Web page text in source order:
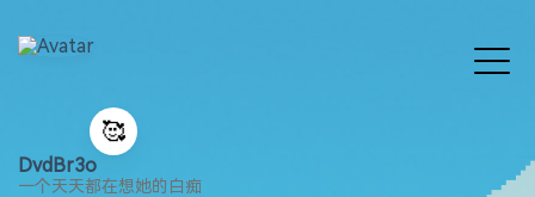
🥰
DvdBr3o
一个天天都在想她的白痴